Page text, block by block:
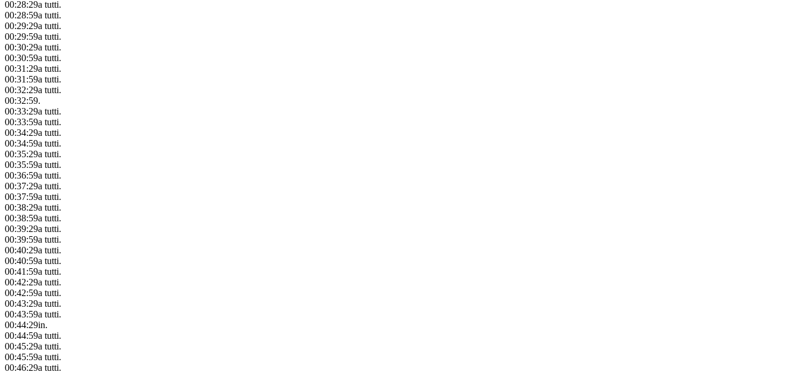
00:28:29a tutti.
00:28:59a tutti.
00:29:29a tutti.
00:29:59a tutti.
00:30:29a tutti.
00:30:59a tutti.
00:31:29a tutti.
00:31:59a tutti.
00:32:29a tutti.
00:32:59.
00:33:29a tutti.
00:33:59a tutti.
00:34:29a tutti.
00:34:59a tutti.
00:35:29a tutti.
00:35:59a tutti.
00:36:59a tutti.
00:37:29a tutti.
00:37:59a tutti.
00:38:29a tutti.
00:38:59a tutti.
00:39:29a tutti.
00:39:59a tutti.
00:40:29a tutti.
00:40:59a tutti.
00:41:59a tutti.
00:42:29a tutti.
00:42:59a tutti.
00:43:29a tutti.
00:43:59a tutti.
00:44:29in.
00:44:59a tutti.
00:45:29a tutti.
00:45:59a tutti.
00:46:29a tutti.